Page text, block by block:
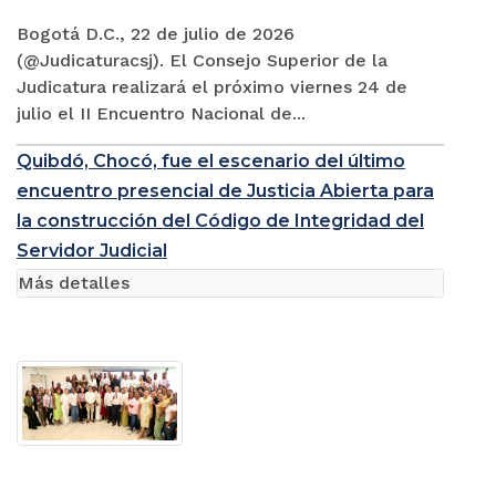
Bogotá D.C., 22 de julio de 2026
(@Judicaturacsj). El Consejo Superior de la
Judicatura realizará el próximo viernes 24 de
julio el II Encuentro Nacional de...
Quibdó, Chocó, fue el escenario del último
encuentro presencial de Justicia Abierta para
la construcción del Código de Integridad del
Servidor Judicial
Más detalles